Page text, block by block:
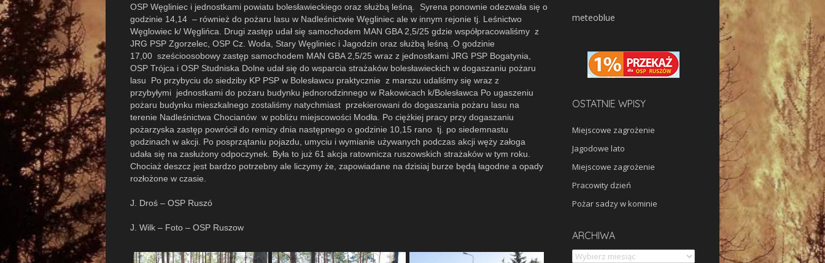
OSP Węgliniec i jednostkami powiatu bolesławieckiego oraz służbą leśną. Syrena ponownie odezwała się o
godzinie 14,14 – również do pożaru lasu w Nadleśnictwie Węgliniec ale w innym rejonie tj. Leśnictwo
Węglowiec k/ Węglińca. Drugi zastęp udał się samochodem MAN GBA 2,5/25 gdzie współpracowaliśmy z
JRG PSP Zgorzelec, OSP Cz. Woda, Stary Węgliniec i Jagodzin oraz służbą leśną .O godzinie
17,00 sześcioosobowy zastęp samochodem MAN GBA 2,5/25 wraz z jednostkami JRG PSP Bogatynia,
OSP Trójca i OSP Studniska Dolne udał się do wsparcia strażaków bolesławieckich w dogaszaniu pożaru
lasu Po przybyciu do siedziby KP PSP w Bolesławcu praktycznie z marszu udaliśmy się wraz z
przybyłymi jednostkami do pożaru budynku jednorodzinnego w Rakowicach k/Bolesławca Po ugaszeniu
pożaru budynku mieszkalnego zostaliśmy natychmiast przekierowani do dogaszania pożaru lasu na
terenie Nadleśnictwa Chocianów w pobliżu miejscowości Modła. Po ciężkiej pracy przy dogaszaniu
pożarzyska zastęp powrócił do remizy dnia następnego o godzinie 10,15 rano tj. po siedemnastu
godzinach w akcji. Po posprzątaniu pojazdu, umyciu i wymianie używanych podczas akcji węży załoga
udała się na zasłużony odpoczynek. Była to już 61 akcja ratownicza ruszowskich strażaków w tym roku.
Chociaż deszcz jest bardzo potrzebny ale liczymy że, zapowiadane na dzisiaj burze będą łagodne a opady
rozłożone w czasie.
J. Droś – OSP Ruszó
J. Wilk – Foto – OSP Ruszow
meteoblue
OSTATNIE WPISY
Miejscowe zagrożenie
Jagodowe lato
Miejscowe zagrożenie
Pracowity dzień
Pożar sadzy w kominie
ARCHIWA
Archiwa